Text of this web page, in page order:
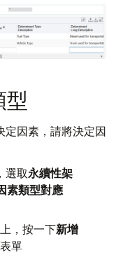
定因素，請將決定因
選取永續性架
素類型對應
，按一下新增
表單